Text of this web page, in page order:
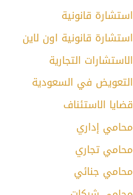
استشارة قانونية
استشارة قانونية اون لاين
الاستشارات التجارية
التعويض في السعودية
قضايا الاستئناف
محامي إداري
محامي تجاري
محامي جنائي